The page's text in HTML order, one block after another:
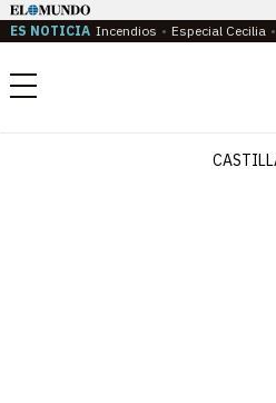
ES NOTICIA Incendios Especial Cecilia
Menú